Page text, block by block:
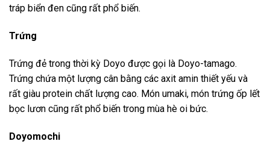
tráp biển đen cũng rất phổ biến.
Trứng
Trứng đẻ trong thời kỳ Doyo được gọi là Doyo-tamago.
Trứng chứa một lượng cân bằng các axit amin thiết yếu và
rất giàu protein chất lượng cao. Món umaki, món trứng ốp lết
bọc lươn cũng rất phổ biến trong mùa hè oi bức.
Doyomochi